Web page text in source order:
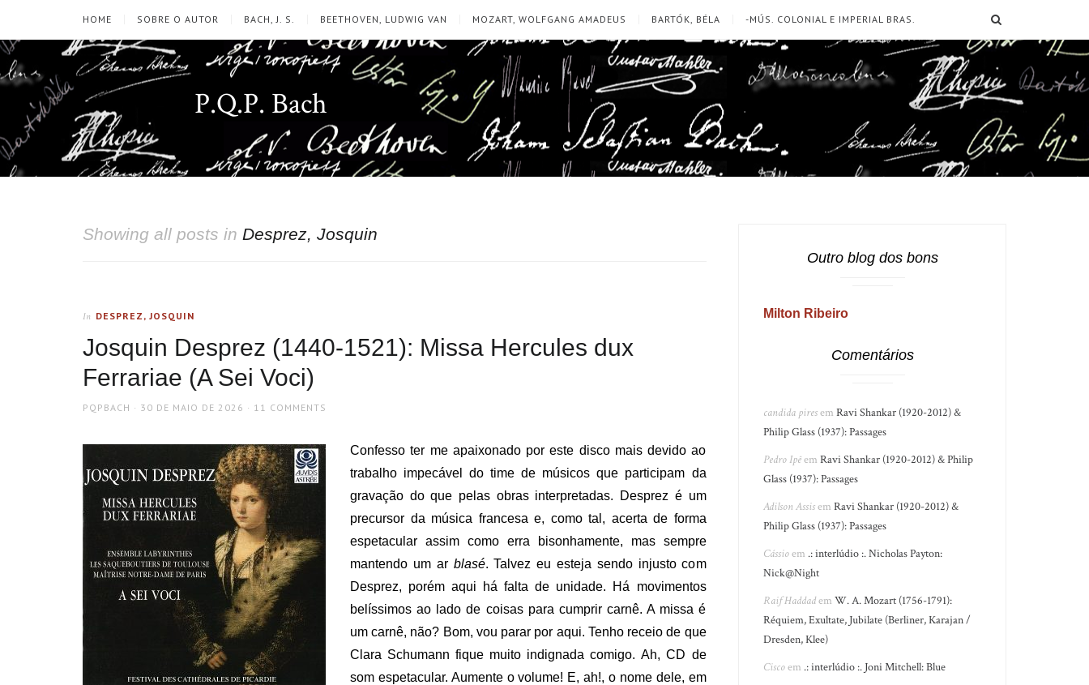
HOME SOBRE O AUTOR BACH, J. S. BEETHOVEN, LUDWIG VAN MOZART, WOLFGANG AMADEUS BARTÓK, BÉLA -MÚS. COLONIAL E IMPERIAL BRAS.
P.Q.P. Bach
Showing all posts in Desprez, Josquin
In DESPREZ, JOSQUIN
Josquin Desprez (1440-1521): Missa Hercules dux
Ferrariae (A Sei Voci)
AUTHOR
PQPBACH
POSTED
30 DE MAIO DE 2026 11 COMMENTS
Confesso ter me apaixonado por este disco mais devido ao
trabalho impecável do time de músicos que participam da
gravação do que pelas obras interpretadas. Desprez é um
precursor da música francesa e, como tal, acerta de forma
espetacular assim como erra bisonhamente, mas sempre
mantendo um ar blasé. Talvez eu esteja sendo injusto com
Desprez, porém aqui há falta de unidade. Há movimentos
belíssimos ao lado de coisas para cumprir carnê. A missa é
um carnê, não? Bom, vou parar por aqui. Tenho receio de que
Clara Schumann fique muito indignada comigo. Ah, CD de
som espetacular. Aumente o volume! E, ah!, o nome dele, em
Outro blog dos bons
Milton Ribeiro
Comentários
candida piresemRavi Shankar (1920-2012) &
Philip Glass (1937): Passages
Pedro IpêemRavi Shankar (1920-2012) & Philip
Glass (1937): Passages
Adilson AssisemRavi Shankar (1920-2012) &
Philip Glass (1937): Passages
Cássioem .: interlúdio :. Nicholas Payton:
Nick@Night
Raif HaddademW. A. Mozart (1756-1791):
Réquiem, Exultate, Jubilate (Berliner, Karajan /
Dresden, Klee)
Ciscoem .: interlúdio :. Joni Mitchell: Blue